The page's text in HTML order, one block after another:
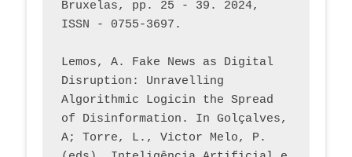
Bruxelas, pp. 25 - 39. 2024,
ISSN - 0755-3697.
Lemos, A. Fake News as Digital
Disruption: Unravelling
Algorithmic Logicin the Spread
of Disinformation. In Golçalves,
A; Torre, L., Victor Melo, P.